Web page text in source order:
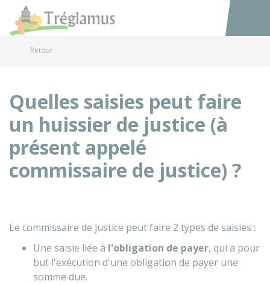
Accéder
Retour
Quelles saisies peut faire
un huissier de justice (à
présent appelé
commissaire de justice) ?
Le commissaire de justice peut faire 2 types de saisies :
Une saisie liée à l'obligation de payer, qui a pour
but l'exécution d'une obligation de payer une
somme due.